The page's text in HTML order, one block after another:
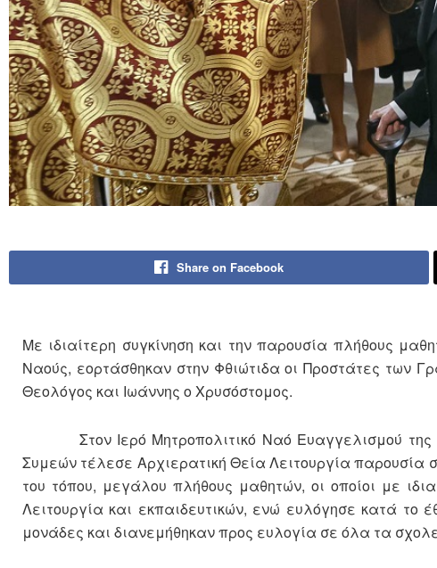
Share on Facebook
Με ιδιαίτερη συγκίνηση και την παρουσία πλήθους
Ναούς, εορτάσθηκαν στην Φθιώτιδα οι Προστάτες των
Θεολόγος και Ιωάννης ο Χρυσόστομος.
Στον Ιερό Μητροπολιτικό Ναό Ευαγγελισμού της
Συμεών τέλεσε Αρχιερατική Θεία Λειτουργία παρουσία
του τόπου, μεγάλου πλήθους μαθητών, οι οποίοι με
Λειτουργία και εκπαιδευτικών, ενώ ευλόγησε κατά το
μονάδες και διανεμήθηκαν προς ευλογία σε όλα τα